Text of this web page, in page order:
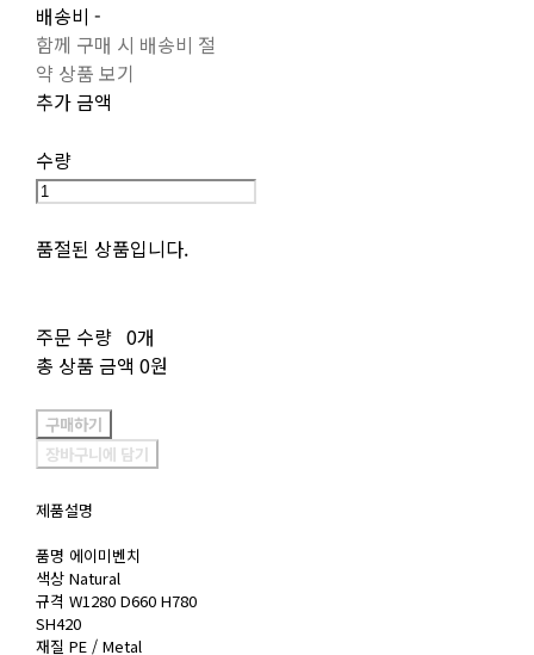
배송비 -
함께 구매 시 배송비 절
약 상품 보기
추가 금액
수량
품절된 상품입니다.
주문 수량 0개
총 상품 금액 0원
구매하기
장바구니에 담기
제품설명
품명 에이미벤치
색상 Natural
규격 W1280 D660 H780
SH420
재질 PE / Metal